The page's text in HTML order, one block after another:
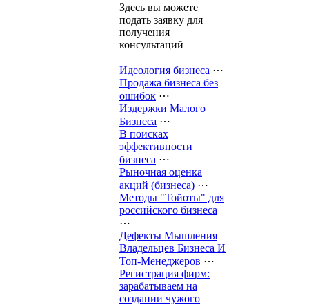
Здесь вы можете
подать заявку для
получения
консультаций
Идеология бизнеса ⋯
Продажа бизнеса без
ошибок ⋯
Издержки Малого
Бизнеса ⋯
В поисках
эффективности
бизнеса ⋯
Рыночная оценка
акций (бизнеса) ⋯
Методы "Тойоты" для
российского бизнеса
⋯
Дефекты Мышления
Владельцев Бизнеса И
Топ-Менеджеров ⋯
Регистрация фирм:
зарабатываем на
создании чужого